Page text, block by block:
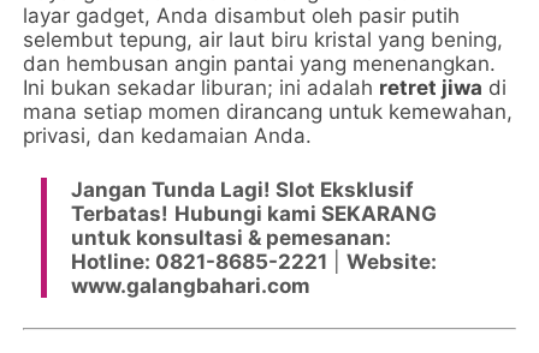
layar gadget, Anda disambut oleh pasir putih
selembut tepung, air laut biru kristal yang bening,
dan hembusan angin pantai yang menenangkan.
Ini bukan sekadar liburan; ini adalah retret jiwa di
mana setiap momen dirancang untuk kemewahan,
privasi, dan kedamaian Anda.
Jangan Tunda Lagi! Slot Eksklusif
Terbatas! Hubungi kami SEKARANG
untuk konsultasi & pemesanan:
Hotline: 0821-8685-2221 |Website:
www.galangbahari.com